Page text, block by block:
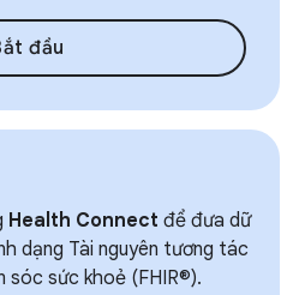
đầu
Health Connect để đưa dữ
dạng Tài nguyên tương tác
sóc sức khoẻ (FHIR®).